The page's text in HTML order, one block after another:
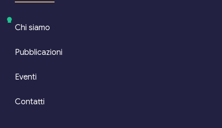
Chi siamo
Pubblicazioni
Eventi
Contatti